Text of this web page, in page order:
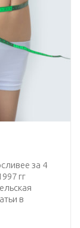
за 4
гг
в